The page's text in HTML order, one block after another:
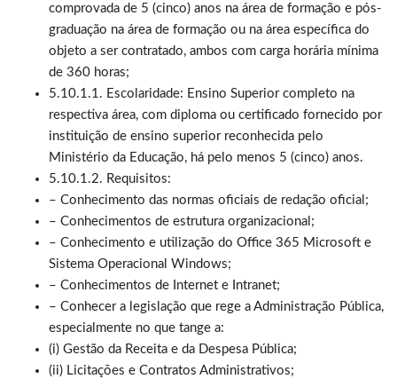
comprovada de 5 (cinco) anos na área de formação e pós-
graduação na área de formação ou na área específica do
objeto a ser contratado, ambos com carga horária mínima
de 360 horas;
5.10.1.1. Escolaridade: Ensino Superior completo na
respectiva área, com diploma ou certificado fornecido por
instituição de ensino superior reconhecida pelo
Ministério da Educação, há pelo menos 5 (cinco) anos.
5.10.1.2. Requisitos:
– Conhecimento das normas oficiais de redação oficial;
– Conhecimentos de estrutura organizacional;
– Conhecimento e utilização do Office 365 Microsoft e
Sistema Operacional Windows;
– Conhecimentos de Internet e Intranet;
– Conhecer a legislação que rege a Administração Pública,
especialmente no que tange a:
(i) Gestão da Receita e da Despesa Pública;
(ii) Licitações e Contratos Administrativos;